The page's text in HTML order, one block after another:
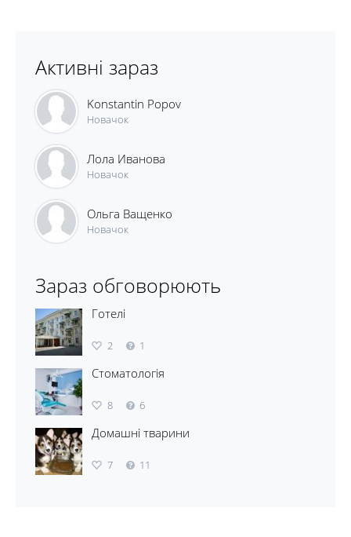
Активні зараз
Konstantin Popov
Новачок
Лола Иванова
Новачок
Ольга Ващенко
Новачок
Зараз обговорюють
Готелі
2 1
Стоматологія
8 6
Домашні тварини
7 11